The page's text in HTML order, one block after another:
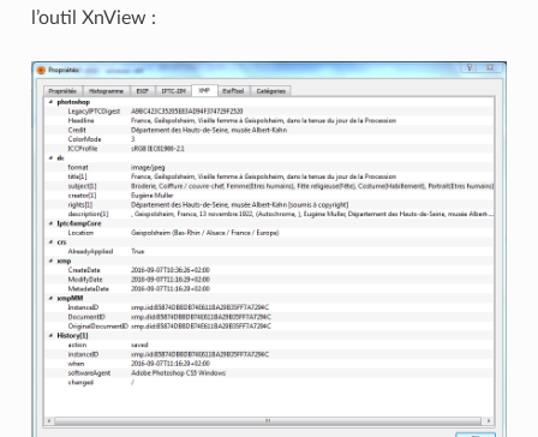
l’outil XnView :